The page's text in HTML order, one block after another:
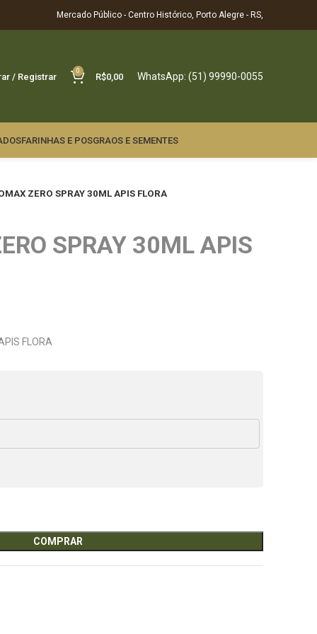
Mercado Público - Centro Histórico, Porto Alegre - RS,
/ Registrar
0
R$0,00 WhatsApp: (51) 99990-0055
FARINHAS E POSGRAOS E SEMENTES
ZERO SPRAY 30ML APIS FLORA
SPRAY 30ML APIS
FLORA
COMPRAR